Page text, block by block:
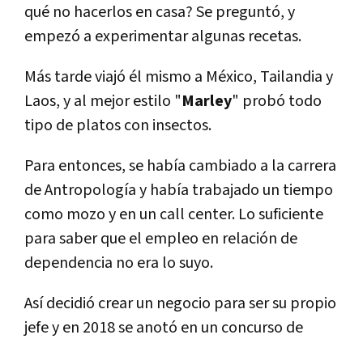
qué no hacerlos en casa? Se preguntó, y
empezó a experimentar algunas recetas.
Más tarde viajó él mismo a México, Tailandia y
Laos, y al mejor estilo "Marley" probó todo
tipo de platos con insectos.
Para entonces, se había cambiado a la carrera
de Antropología y había trabajado un tiempo
como mozo y en un call center. Lo suficiente
para saber que el empleo en relación de
dependencia no era lo suyo.
Así decidió crear un negocio para ser su propio
jefe y en 2018 se anotó en un concurso de